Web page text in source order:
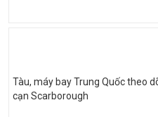
Tàu, máy bay Trung Quốc theo
cạn Scarborough